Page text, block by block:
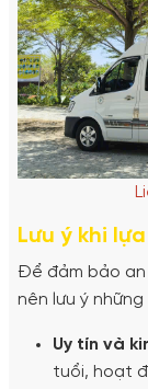
Lưu ý khi
Để đảm bảo
nên lưu ý
Uy tín và
tuổi, hoạt